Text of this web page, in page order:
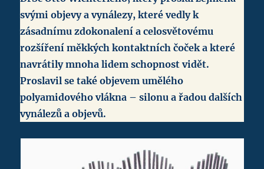
svými objevy a vynálezy, které vedly k
zásadnímu zdokonalení a celosvětovému
rozšíření měkkých kontaktních čoček a které
navrátily mnoha lidem schopnost vidět.
Proslavil se také objevem umělého
polyamidového vlákna – silonu a řadou dalších
vynálezů a objevů.